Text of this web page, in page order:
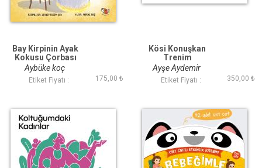
Bay Kirpinin Ayak
Kokusu Çorbası
Aybüke koç
Etiket Fiyatı : 175,00 ₺
Kösi Konuşkan
Trenim
Ayşe Aydemir
Etiket Fiyatı : 350,00 ₺